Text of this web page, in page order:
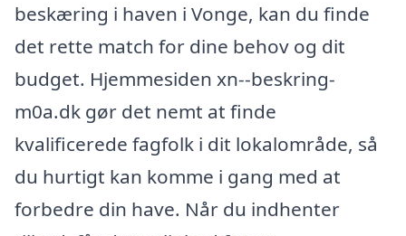
beskæring i haven i Vonge, kan du finde
det rette match for dine behov og dit
budget. Hjemmesiden xn--beskring-
m0a.dk gør det nemt at finde
kvalificerede fagfolk i dit lokalområde, så
du hurtigt kan komme i gang med at
forbedre din have. Når du indhenter